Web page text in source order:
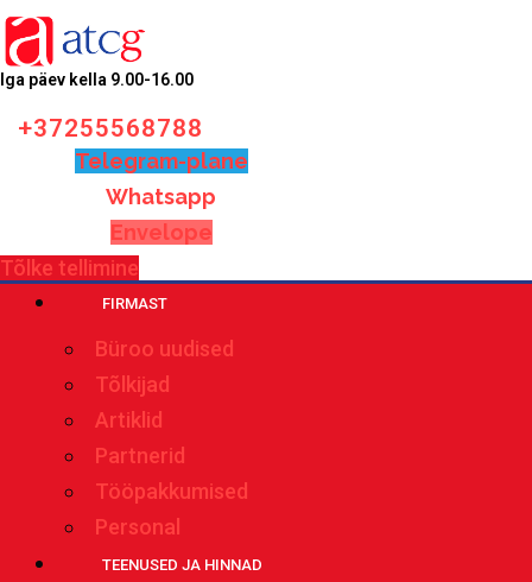
Iga päev kella 9.00-16.00
+37255568788
Telegram-plane
Whatsapp
Envelope
Tõlke tellimine
FIRMAST
Büroo uudised
Tõlkijad
Artiklid
Partnerid
Tööpakkumised
Personal
TEENUSED JA HINNAD